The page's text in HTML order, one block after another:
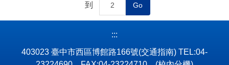
到 Go
:::
403023 臺中市西區博館路166號(交通指南) TEL:04-